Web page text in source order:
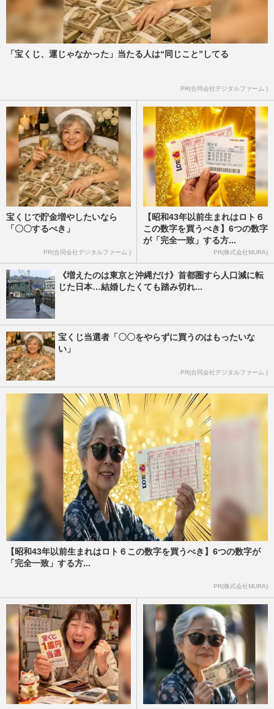
「宝くじ、運じゃなかった」当たる人は“同じこと”してる
PR(合同会社デジタルファーム )
宝くじで貯金増やしたいなら
「〇〇するべき」
PR(合同会社デジタルファーム )
【昭和43年以前生まれはロト６
この数字を買うべき】6つの数字
が「完全一致」する方...
PR(株式会社MURA)
《増えたのは東京と沖縄だけ》首都圏すら人口減に転
じた日本…結婚したくても踏み切れ...
宝くじ当選者「〇〇をやらずに買うのはもったいな
い」
PR(合同会社デジタルファーム )
【昭和43年以前生まれはロト６この数字を買うべき】6つの数字が
「完全一致」する方...
PR(株式会社MURA)